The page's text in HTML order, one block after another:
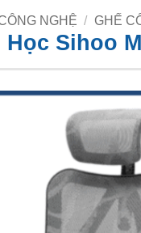
NGHỆ / GHẾ
Sihoo